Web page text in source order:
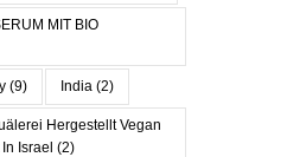
MIT BIO
(9) India (2)
Hergestellt Vegan
Israel (2)